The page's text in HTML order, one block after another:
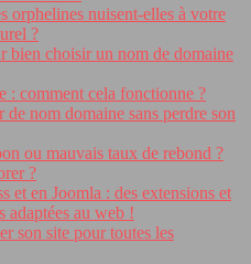
orphelines nuisent-elles à votre
?
bien choisir un nom de domaine
: comment cela fonctionne ?
de nom domaine sans perdre son
ou mauvais taux de rebond ?
?
et en Joomla : des extensions et
adaptées au web !
son site pour toutes les